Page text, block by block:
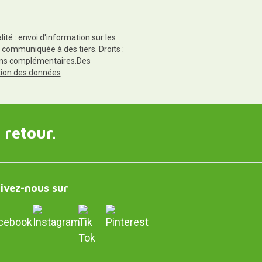
: envoi d'information sur les
à des tiers. Droits :
complémentaires.Des
des données
retour.
nous sur